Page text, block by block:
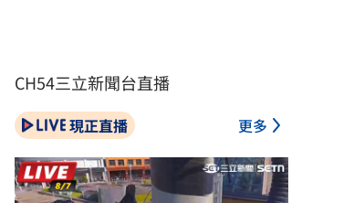
CH54三立新聞台直播
現正直播 更多